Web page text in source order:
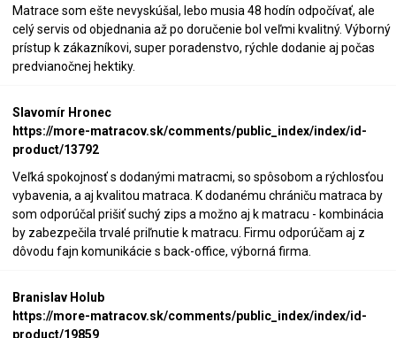
Matrace som ešte nevyskúšal, lebo musia 48 hodín odpočívať, ale
celý servis od objednania až po doručenie bol veľmi kvalitný. Výborný
prístup k zákazníkovi, super poradenstvo, rýchle dodanie aj počas
predvianočnej hektiky.
Slavomír Hronec
https://more-matracov.sk/comments/public_index/index/id-
product/13792
Veľká spokojnosť s dodanými matracmi, so spôsobom a rýchlosťou
vybavenia, a aj kvalitou matraca. K dodanému chrániču matraca by
som odporúčal prišiť suchý zips a možno aj k matracu - kombinácia
by zabezpečila trvalé priľnutie k matracu. Firmu odporúčam aj z
dôvodu fajn komunikácie s back-office, výborná firma.
Branislav Holub
https://more-matracov.sk/comments/public_index/index/id-
product/19859